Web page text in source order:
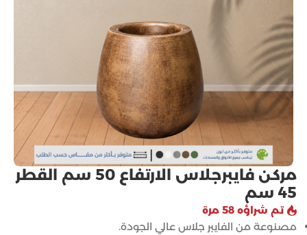
مركن فايبرجلاس الارتفاع 50 سم القطر
45 سم
تم شراؤه 58 مرة
مصنوعة من الفايبر جلاس عالي الجودة.